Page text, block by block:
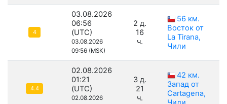
4
03.08.2026
06:56
(UTC)
03.08.2026
09:56 (MSK)
2 д.
16
ч.
56 км.
Восток от
La Tirana,
Чили
4.4
02.08.2026
01:21
(UTC)
02.08.2026
3 д.
21
ч.
42 км.
Запад от
Cartagena,